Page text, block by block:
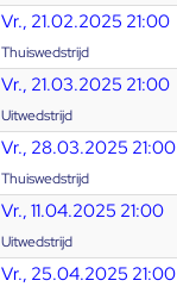
Vr., 21.02.2025 21:00
Thuiswedstrijd
Vr., 21.03.2025 21:00
Uitwedstrijd
Vr., 28.03.2025 21:00
Thuiswedstrijd
Vr., 11.04.2025 21:00
Uitwedstrijd
Vr., 25.04.2025 21:00